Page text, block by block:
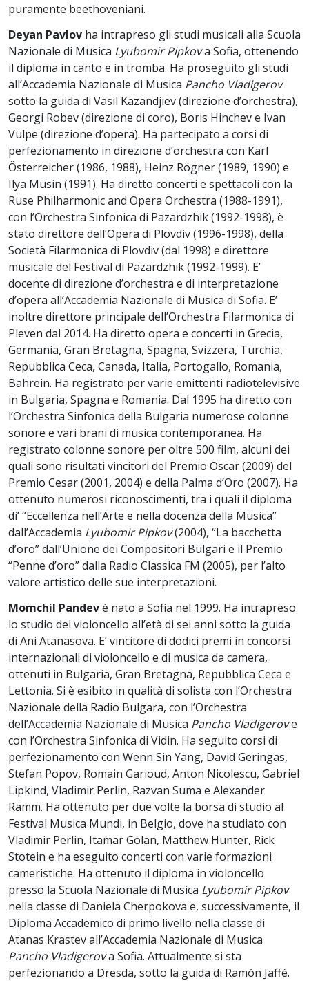
puramente beethoveniani.
Deyan Pavlov ha intrapreso gli studi musicali alla Scuola
Nazionale di Musica Lyubomir Pipkova Sofia, ottenendo
il diploma in canto e in tromba. Ha proseguito gli studi
all’Accademia Nazionale di Musica Pancho Vladigerov
sotto la guida di Vasil Kazandjiev (direzione d’orchestra),
Georgi Robev (direzione di coro), Boris Hinchev e Ivan
Vulpe (direzione d’opera). Ha partecipato a corsi di
perfezionamento in direzione d’orchestra con Karl
Österreicher (1986, 1988), Heinz Rögner (1989, 1990) e
Ilya Musin (1991). Ha diretto concerti e spettacoli con la
Ruse Philharmonic and Opera Orchestra (1988-1991),
con l’Orchestra Sinfonica di Pazardzhik (1992-1998), è
stato direttore dell’Opera di Plovdiv (1996-1998), della
Società Filarmonica di Plovdiv (dal 1998) e direttore
musicale del Festival di Pazardzhik (1992-1999). E’
docente di direzione d’orchestra e di interpretazione
d’opera all’Accademia Nazionale di Musica di Sofia. E’
inoltre direttore principale dell’Orchestra Filarmonica di
Pleven dal 2014. Ha diretto opera e concerti in Grecia,
Germania, Gran Bretagna, Spagna, Svizzera, Turchia,
Repubblica Ceca, Canada, Italia, Portogallo, Romania,
Bahrein. Ha registrato per varie emittenti radiotelevisive
in Bulgaria, Spagna e Romania. Dal 1995 ha diretto con
l’Orchestra Sinfonica della Bulgaria numerose colonne
sonore e vari brani di musica contemporanea. Ha
registrato colonne sonore per oltre 500 film, alcuni dei
quali sono risultati vincitori del Premio Oscar (2009) del
Premio Cesar (2001, 2004) e della Palma d’Oro (2007). Ha
ottenuto numerosi riconoscimenti, tra i quali il diploma
di’ “Eccellenza nell’Arte e nella docenza della Musica”
dall’Accademia Lyubomir Pipkov(2004), “La bacchetta
d’oro” dall’Unione dei Compositori Bulgari e il Premio
“Penne d’oro” dalla Radio Classica FM (2005), per l’alto
valore artistico delle sue interpretazioni.
Momchil Pandevè nato a Sofia nel 1999. Ha intrapreso
lo studio del violoncello all’età di sei anni sotto la guida
di Ani Atanasova. E’ vincitore di dodici premi in concorsi
internazionali di violoncello e di musica da camera,
ottenuti in Bulgaria, Gran Bretagna, Repubblica Ceca e
Lettonia. Si è esibito in qualità di solista con l’Orchestra
Nazionale della Radio Bulgara, con l’Orchestra
dell’Accademia Nazionale di Musica Pancho Vladigerove
con l’Orchestra Sinfonica di Vidin. Ha seguito corsi di
perfezionamento con Wenn Sin Yang, David Geringas,
Stefan Popov, Romain Garioud, Anton Nicolescu, Gabriel
Lipkind, Vladimir Perlin, Razvan Suma e Alexander
Ramm. Ha ottenuto per due volte la borsa di studio al
Festival Musica Mundi, in Belgio, dove ha studiato con
Vladimir Perlin, Itamar Golan, Matthew Hunter, Rick
Stotein e ha eseguito concerti con varie formazioni
cameristiche. Ha ottenuto il diploma in violoncello
presso la Scuola Nazionale di Musica Lyubomir Pipkov
nella classe di Daniela Cherpokova e, successivamente, il
Diploma Accademico di primo livello nella classe di
Atanas Krastev all’Accademia Nazionale di Musica
Pancho Vladigerova Sofia. Attualmente si sta
perfezionando a Dresda, sotto la guida di Ramón Jaffé.